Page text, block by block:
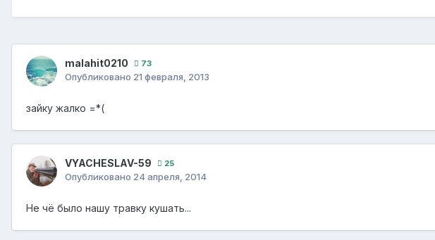
malahit0210 73
Опубликовано 21 февраля, 2013
зайку жалко =*(
VYACHESLAV-59 25
Опубликовано 24 апреля, 2014
Не чё было нашу травку кушать...